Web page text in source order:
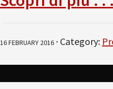
16 FEBRUARY 2016· Category: